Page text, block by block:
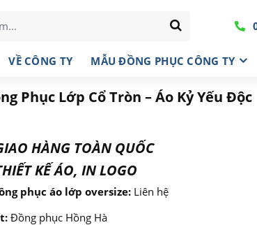
VỀ CÔNG TY MẪU ĐỒNG PHỤC CÔNG TY
Phục Lớp Cổ Tròn – Áo Kỷ Yếu Độc
HÀNG TOÀN QUỐC
KẾ ÁO, IN LOGO
phục áo lớp oversize:Liên hệ
Đồng phục Hồng Hà